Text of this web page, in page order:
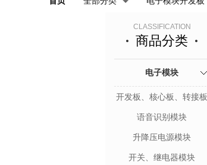
CLASSIFICATION
商品分类
电子模块
开发板、核心板、转接板
语音识别模块
升降压电源模块
开关、继电器模块